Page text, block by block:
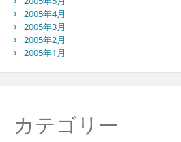
2005年4月
2005年3月
2005年2月
2005年1月
カテゴリー